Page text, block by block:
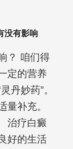
没有影响
？ 咱们得
定的营养
丹妙药”。
量补充。
治疗白癜
好的生活